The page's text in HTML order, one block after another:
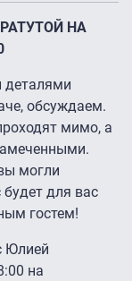
НА
деталями
обсуждаем.
мимо, а
могли
для вас
гостем!
Юлией
на